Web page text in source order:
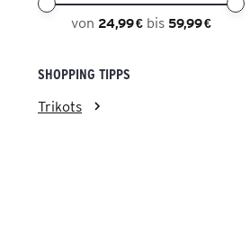
von 24,99 € bis 59,99 €
SHOPPING TIPPS
Trikots